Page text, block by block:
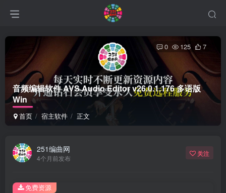
音频编辑软件 AVS Audio Editor v26.0.1.176 多语版
Win
首页 宿主软件 正文
0 125 7
251编曲网
4个月前发布
关注
免费资源